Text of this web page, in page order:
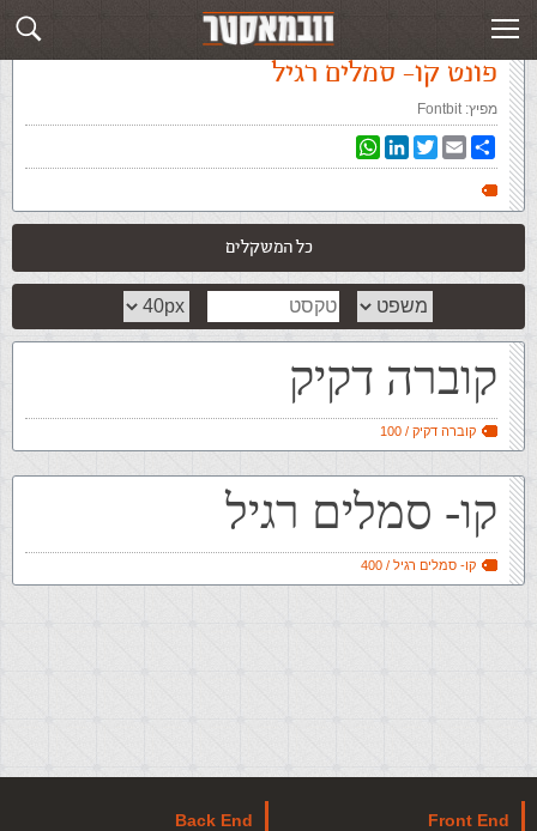
עמוד ראשי פונט קו- סמלים רגיל
פונט קו- סמלים רגיל
מפיץ:Fontbit
WhatsAppLinkedInTwitterEmailShare
כל המשקלים
קוברה דקיק
קוברה דקיק / 100
קו- סמלים רגיל
קו- סמלים רגיל / 400
Front End
Back End